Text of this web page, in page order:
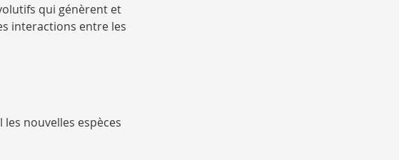
qui génèrent et
interactions entre les
nouvelles espèces